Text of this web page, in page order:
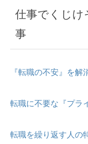
仕事でくじけ
事
『転職の不安』を
転職に不要な『プラ
転職を繰り返す人の